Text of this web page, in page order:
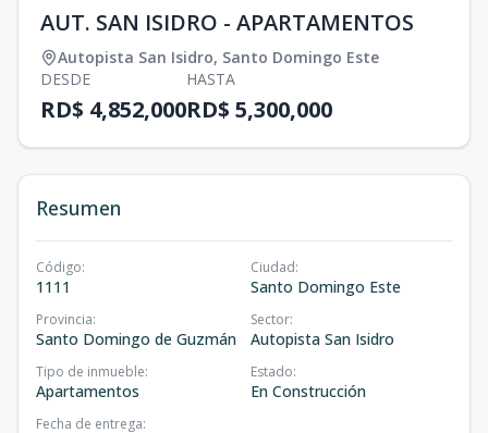
AUT. SAN ISIDRO - APARTAMENTOS
Autopista San Isidro, Santo Domingo Este
DESDE
RD$ 4,852,000
HASTA
RD$ 5,300,000
Resumen
Código:
1111
Ciudad:
Santo Domingo Este
Provincia:
Santo Domingo de Guzmán
Sector:
Autopista San Isidro
Tipo de inmueble:
Apartamentos
Estado:
En Construcción
Fecha de entrega: